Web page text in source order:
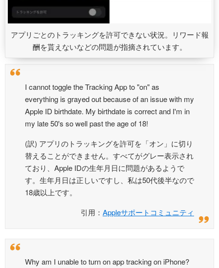
アプリごとのトラッキングを許可できない状況。リワード報
酬を貰えないなどの問題が指摘されています。
I cannot toggle the Tracking App to "on" as
everything is grayed out because of an issue with my
Apple ID birthdate. My birthdate is correct and I'm in
my late 50's so well past the age of 18!
(訳) アプリのトラッキングを許可を「オン」に切り
替えることができません。すべてがグレー表示され
ており、Apple IDの生年月日に問題があるようで
す。生年月日は正しいですし、私は50代後半なので
18歳以上です。
引用： Appleサポートコミュニティ
Why am I unable to turn on app tracking on iPhone?